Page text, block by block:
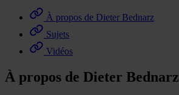
À propos de Dieter Bednarz
Sujets
Vidéos
À propos de Dieter Bednarz